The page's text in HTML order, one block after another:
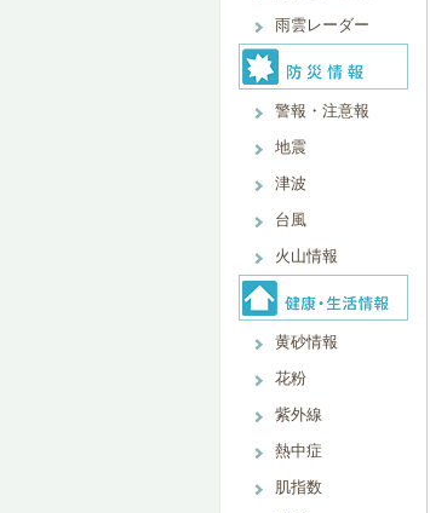
雨雲レーダー
警報・注意報
地震
津波
台風
火山情報
黄砂情報
花粉
紫外線
熱中症
肌指数